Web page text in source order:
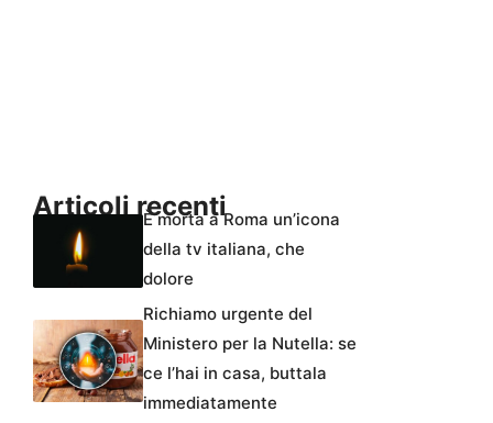
Articoli recentiÈ morta a Roma un’icona
della tv italiana, che
dolore
Richiamo urgente del
Ministero per la Nutella: se
ce l’hai in casa, buttala
immediatamente